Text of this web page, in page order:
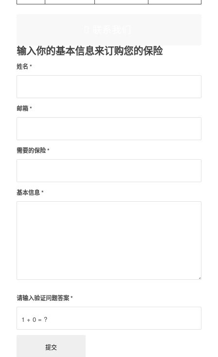
输入你的基本信息来订购您的保险
姓名 *
邮箱*
需要的保险*
基本信息*
1 + 0 = ?
请输入验证问题答案*